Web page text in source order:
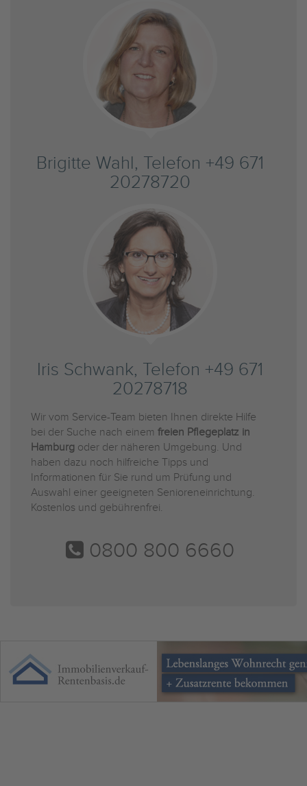
Brigitte Wahl, Telefon +49 671
20278720
Iris Schwank, Telefon +49 671
20278718
Wir vom Service-Team bieten Ihnen direkte Hilfe
bei der Suche nach einem freien Pflegeplatz in
Hamburg oder der näheren Umgebung. Und
haben dazu noch hilfreiche Tipps und
Informationen für Sie rund um Prüfung und
Auswahl einer geeigneten Senioreneinrichtung.
Kostenlos und gebührenfrei.
0800 800 6660